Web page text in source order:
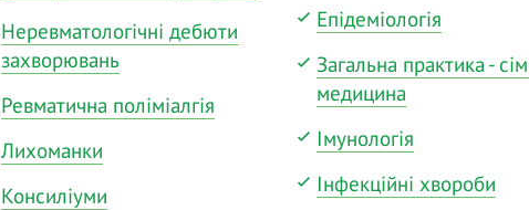
Неревматологічні дебюти
захворювань
Ревматична поліміалгія
Лихоманки
Консиліуми
Епідеміологія
Загальна практика -
медицина
Імунологія
Інфекційні хвороби